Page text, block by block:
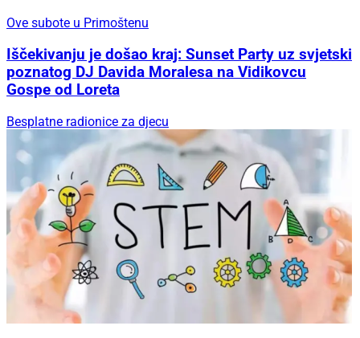
Ove subote u Primoštenu
Iščekivanju je došao kraj: Sunset Party uz svjetski
poznatog DJ Davida Moralesa na Vidikovcu
Gospe od Loreta
Besplatne radionice za djecu